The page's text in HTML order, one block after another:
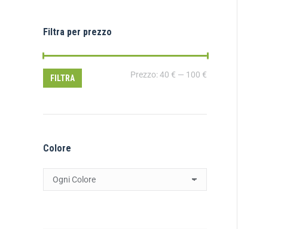
Filtra per prezzo
FILTRA Prezzo:40 € — 100 €
Colore